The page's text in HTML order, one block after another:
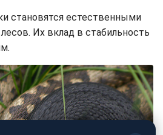
становятся естественными
Их вклад в стабильность